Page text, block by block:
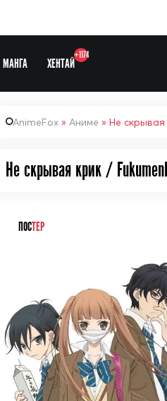
МАНГА ХЕНТАЙ
+1174
AnimeFox » Аниме » Не
Не скрывая крик /
ПОСТЕР